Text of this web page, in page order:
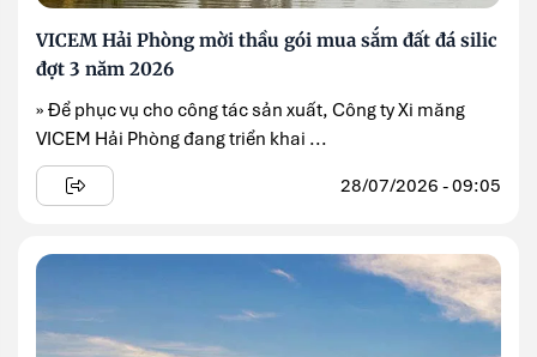
VICEM Hải Phòng mời thầu gói mua sắm đất đá silic
đợt 3 năm 2026
» Để phục vụ cho công tác sản xuất, Công ty Xi măng
VICEM Hải Phòng đang triển khai ...
28/07/2026 - 09:05